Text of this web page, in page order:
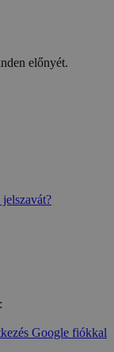
előnyét.
Google fiókkal